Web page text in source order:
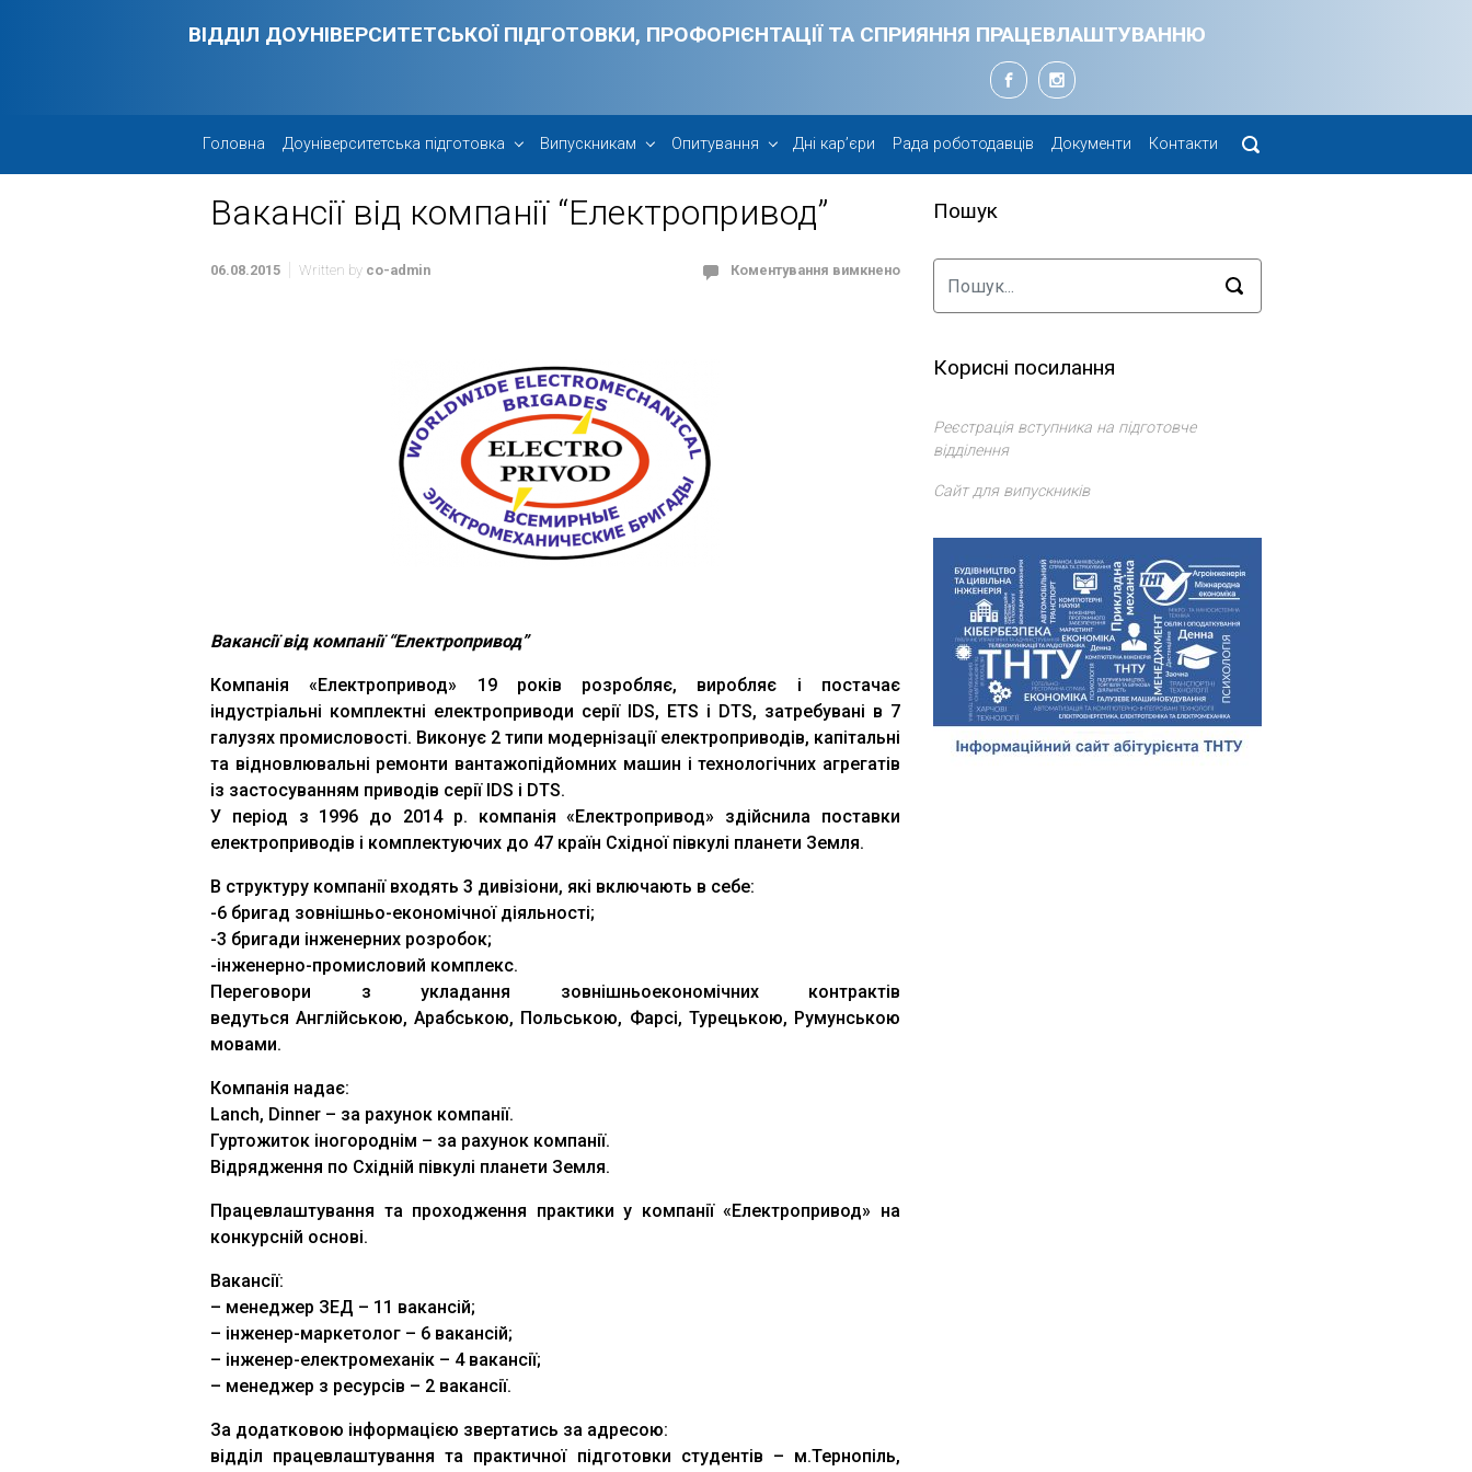
ВІДДІЛ ДОУНІВЕРСИТЕТСЬКОЇ ПІДГОТОВКИ, ПРОФОРІЄНТАЦІЇ ТА СПРИЯННЯ ПРАЦЕВЛАШТУВАННЮ
Головна Доуніверситетська підготовка Випускникам Опитування Дні кар’єри Рада роботодавців Документи Контакти
Вакансії від компанії “Електропривод”
06.08.2015 Written by co-admin Коментування вимкнено
Вакансії від компанії “Електропривод”
Компанія «Електропривод» 19 років розробляє, виробляє і постачає
індустріальні комплектні електроприводи серії IDS, ETS і DTS, затребувані в 7
галузях промисловості. Виконує 2 типи модернізації електроприводів, капітальні
та відновлювальні ремонти вантажопідйомних машин і технологічних агрегатів
із застосуванням приводів серії IDS і DТS.
У період з 1996 до 2014 р. компанія «Електропривод» здійснила поставки
електроприводів і комплектуючих до 47 країн Східної півкулі планети Земля.
В структуру компанії входять 3 дивізіони, які включають в себе:
-6 бригад зовнішньо-економічної діяльності;
-3 бригади інженерних розробок;
-інженерно-промисловий комплекс.
Переговори з укладання зовнішньоекономічних контрактів
ведуться Англійською, Арабською, Польською, Фарсі, Турецькою, Румунською
мовами.
Компанія надає:
Lanch, Dinner – за рахунок компанії.
Гуртожиток іногороднім – за рахунок компанії.
Відрядження по Східній півкулі планети Земля.
Працевлаштування та проходження практики у компанії «Електропривод» на
конкурсній основі.
Вакансії:
– менеджер ЗЕД – 11 вакансій;
– інженер-маркетолог – 6 вакансій;
– інженер-електромеханік – 4 вакансії;
– менеджер з ресурсів – 2 вакансії.
За додатковою інформацією звертатись за адресою:
відділ працевлаштування та практичної підготовки студентів – м.Тернопіль,
Пошук
Корисні посилання
Реєстрація вступника на підготовче
відділення
Сайт для випускників